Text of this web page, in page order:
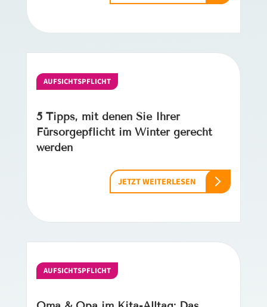
AUFSICHTSPFLICHT
5 Tipps, mit denen Sie Ihrer
Fürsorgepflicht im Winter gerecht
werden
JETZT WEITERLESEN
AUFSICHTSPFLICHT